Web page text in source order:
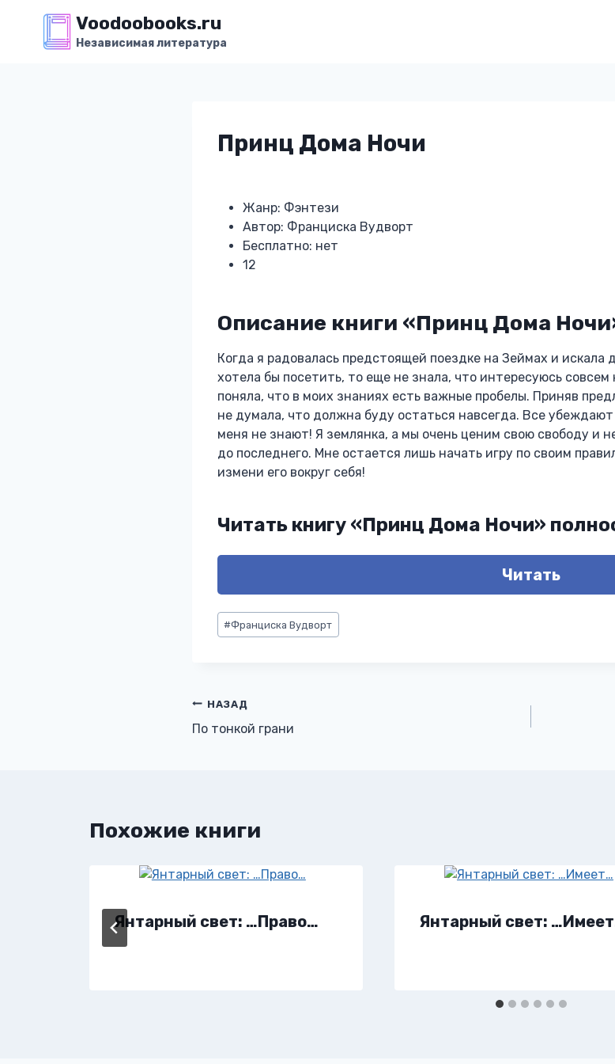
содержимому
Voodoobooks.ru
Независимая литература
Принц Дома Ночи
Жанр: Фэнтези
Автор: Франциска Вудворт
Бесплатно: нет
12
Описание книги «Принц Дома
Когда я радовалась предстоящей поездке на Зеймах и искала
хотела бы посетить, то еще не знала, что интересуюсь совсем
поняла, что в моих знаниях есть важные пробелы. Приняв
не думала, что должна буду остаться навсегда. Все убеждают
меня не знают! Я землянка, а мы очень ценим свою свободу и
до последнего. Мне остается лишь начать игру по своим
измени его вокруг себя!
Читать книгу «Принц Дома Ночи»
Читать
Метки
записи:
#Франциска Вудворт
Навигация
по
НАЗАД
По тонкой грани
Похожие книги
Янтарный свет: …Право… Янтарный свет: